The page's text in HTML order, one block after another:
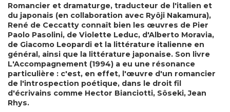
Romancier et dramaturge, traducteur de l'italien et
du japonais (en collaboration avec Ryôji Nakamura),
René de Ceccatty connaît bien les œuvres de Pier
Paolo Pasolini, de Violette Leduc, d'Alberto Moravia,
de Giacomo Leopardi et la littérature italienne en
général, ainsi que la littérature japonaise. Son livre
L'Accompagnement (1994) a eu une résonance
particulière : c'est, en effet, l'œuvre d'un romancier
de l'introspection poétique, dans le droit fil
d'écrivains comme Hector Bianciotti, Sôseki, Jean
Rhys.